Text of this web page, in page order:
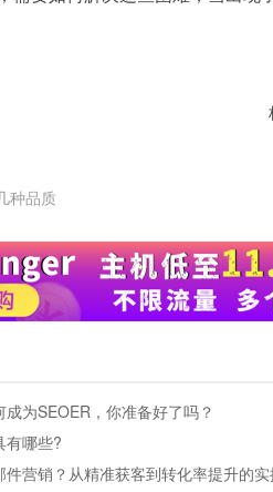
种品质
成为SEOER，你准备好了吗？
有哪些?
件营销？从精准获客到转化率提升的